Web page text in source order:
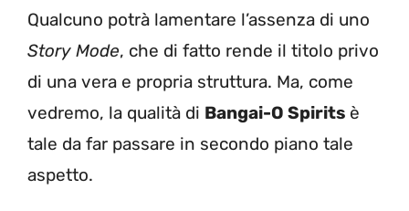
Qualcuno potrà lamentare l’assenza di uno
Story Mode, che di fatto rende il titolo privo
di una vera e propria struttura. Ma, come
vedremo, la qualità di Bangai-O Spirits è
tale da far passare in secondo piano tale
aspetto.